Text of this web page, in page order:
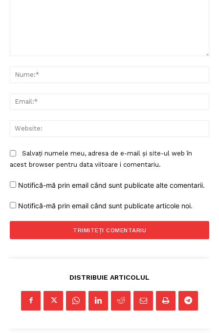
Salvați numele meu, adresa de e-mail și site-ul web în
acest browser pentru data viitoare i comentariu.
Notifică-mă prin email când sunt publicate alte comentarii.
Notifică-mă prin email când sunt publicate articole noi.
DISTRIBUIE ARTICOLUL